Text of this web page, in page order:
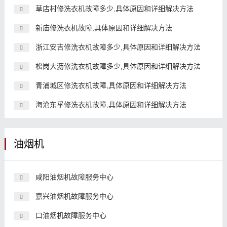
草店村修洗衣机故障多少,具体原因和详细解决方法
新庙修洗衣机故障,具体原因和详细解决方法
浙江安吉修洗衣机故障多少,具体原因和详细解决方法
松岗大沥修洗衣机故障多少,具体原因和详细解决方法
青浦城区修洗衣机故障,具体原因和详细解决方法
海沧东孚修洗衣机故障,具体原因和详细解决方法
油烟机
咸阳油烟机故障服务中心
嘉兴油烟机故障服务中心
口油烟机故障服务中心